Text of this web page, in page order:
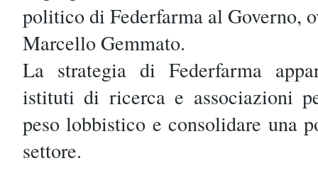
politico di Federfarma al Governo,
Marcello Gemmato.
La strategia di Federfarma
istituti di ricerca e associazioni
peso lobbistico e consolidare una
settore.